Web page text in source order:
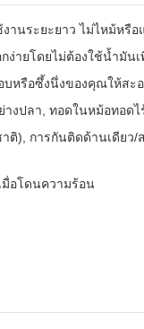
านระยะยาว ไม่ไหม้หรือ
ง่ายโดยไม่ต้องใช้น้ำมันเ
หรือซึ้งนึ่งของคุณให้สะ
างปลา, ทอดในหม้อทอด
), การกันติดด้านเดียว/
มื่อโดนความร้อน